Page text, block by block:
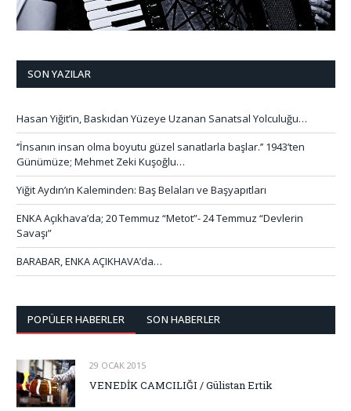
SON YAZILAR
Hasan Yiğit’in, Baskıdan Yüzeye Uzanan Sanatsal Yolculuğu…
‘’İnsanın insan olma boyutu güzel sanatlarla başlar.’’ 1943’ten
Günümüze; Mehmet Zeki Kuşoğlu…
Yiğit Aydın’ın Kaleminden: Baş Belaları ve Başyapıtları
ENKA Açıkhava’da; 20 Temmuz “Metot”- 24 Temmuz “Devlerin
Savaşı”
BARABAR, ENKA AÇIKHAVA’da…
POPÜLER HABERLER SON HABERLER
29 OCAK 2015
VENEDİK CAMCILIĞI / Gülistan Ertik